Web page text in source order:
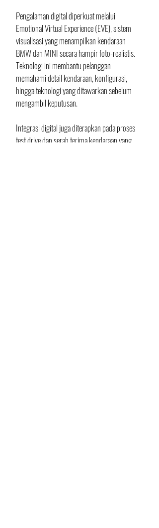
Pengalaman digital diperkuat melalui
Emotional Virtual Experience (EVE), sistem
visualisasi yang menampilkan kendaraan
BMW dan MINI secara hampir foto-realistis.
Teknologi ini membantu pelanggan
memahami detail kendaraan, konfigurasi,
hingga teknologi yang ditawarkan sebelum
mengambil keputusan.
Integrasi digital juga diterapkan pada proses
test drive dan serah terima kendaraan yang